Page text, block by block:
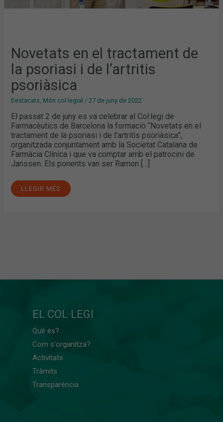
Novetats en el tractament de
la psoriasi i de l’artritis
psoriàsica
Destacats, Món col·legial /27 de juny de 2022
El passat 2 de juny es va celebrar al Col·legi de
Farmacèutics de Barcelona la formació “Novetats en el
tractament de la psoriasi i de l’artritis psoriàsica”,
organitzada conjuntament amb la Societat Catalana de
Farmàcia Clínica i que va comptar amb el patrocini de
Janssen. Els ponents van ser Ramon […]
LLEGIR MÉS
EL COL·LEGI
Què és?
Com s'organitza?
Activitats
Tràmits
Transparència